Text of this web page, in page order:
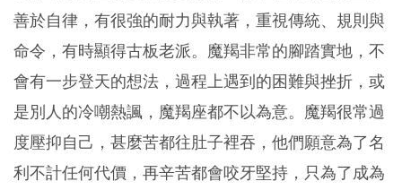
善於自律，有很強的耐力與執著，重視傳統、規則與
命令，有時顯得古板老派。魔羯非常的腳踏實地，不
會有一步登天的想法，過程上遇到的困難與挫折，或
是別人的冷嘲熱諷，魔羯座都不以為意。魔羯很常過
度壓抑自己，甚麼苦都往肚子裡吞，他們願意為了名
利不計任何代價，再辛苦都會咬牙堅持，只為了成為